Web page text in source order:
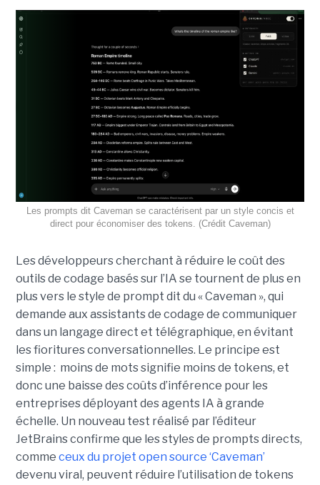
Les prompts dit Caveman se caractérisent par un style concis et
direct pour économiser des tokens. (Crédit Caveman)
Les développeurs cherchant à réduire le coût des
outils de codage basés sur l’IA se tournent de plus en
plus vers le style de prompt dit du « Caveman », qui
demande aux assistants de codage de communiquer
dans un langage direct et télégraphique, en évitant
les fioritures conversationnelles. Le principe est
simple : moins de mots signifie moins de tokens, et
donc une baisse des coûts d’inférence pour les
entreprises déployant des agents IA à grande
échelle. Un nouveau test réalisé par l’éditeur
JetBrains confirme que les styles de prompts directs,
comme ceux du projet open source ‘Caveman’
devenu viral, peuvent réduire l’utilisation de tokens